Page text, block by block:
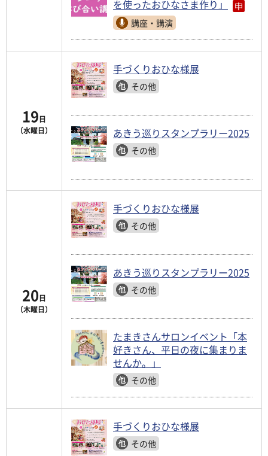
を使ったおひなさま作り」
講座・講演
19日
（水曜日）
手づくりおひな様展
その他
あきう巡りスタンプラリー2025
その他
20日
（木曜日）
手づくりおひな様展
その他
あきう巡りスタンプラリー2025
その他
たまきさんサロンイベント「本
好きさん、平日の夜に集まりま
せんか。」
その他
手づくりおひな様展
その他